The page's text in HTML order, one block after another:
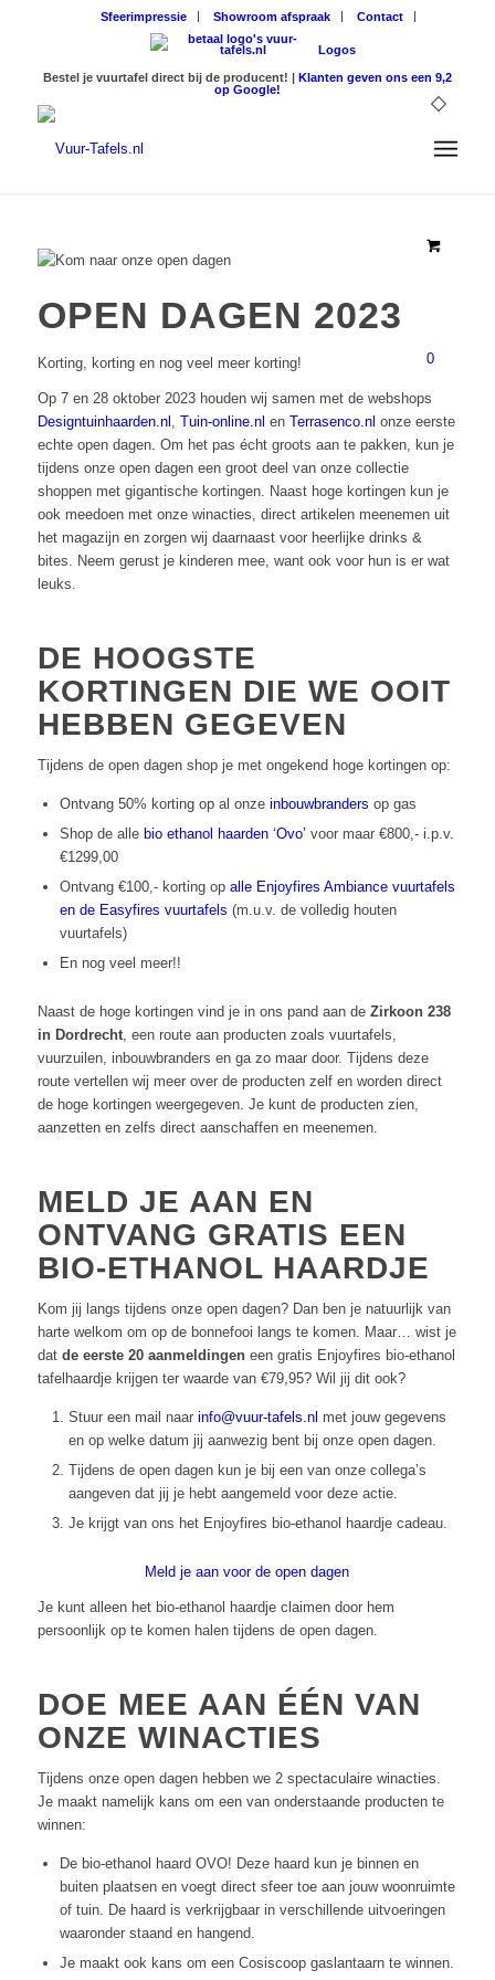
Sfeerimpressie Showroom afspraak Contact
Logos
Bestel je vuurtafel direct bij de producent! | Klanten geven ons een 9,2
op Google!
0
OPEN DAGEN 2023
Korting, korting en nog veel meer korting!
Op 7 en 28 oktober 2023 houden wij samen met de webshops
Designtuinhaarden.nl , Tuin-online.nl en Terrasenco.nl onze eerste
echte open dagen. Om het pas écht groots aan te pakken, kun je
tijdens onze open dagen een groot deel van onze collectie
shoppen met gigantische kortingen. Naast hoge kortingen kun je
ook meedoen met onze winacties, direct artikelen meenemen uit
het magazijn en zorgen wij daarnaast voor heerlijke drinks &
bites. Neem gerust je kinderen mee, want ook voor hun is er wat
leuks.
DE HOOGSTE
KORTINGEN DIE WE OOIT
HEBBEN GEGEVEN
Tijdens de open dagen shop je met ongekend hoge kortingen op:
Ontvang 50% korting op al onze inbouwbranders op gas
Shop de alle bio ethanol haarden ‘Ovo’ voor maar €800,- i.p.v.
€1299,00
Ontvang €100,- korting op alle Enjoyfires Ambiance vuurtafels
en de Easyfires vuurtafels (m.u.v. de volledig houten
vuurtafels)
En nog veel meer!!
Naast de hoge kortingen vind je in ons pand aan de Zirkoon 238
in Dordrecht, een route aan producten zoals vuurtafels,
vuurzuilen, inbouwbranders en ga zo maar door. Tijdens deze
route vertellen wij meer over de producten zelf en worden direct
de hoge kortingen weergegeven. Je kunt de producten zien,
aanzetten en zelfs direct aanschaffen en meenemen.
MELD JE AAN EN
ONTVANG GRATIS EEN
BIO-ETHANOL HAARDJE
Kom jij langs tijdens onze open dagen? Dan ben je natuurlijk van
harte welkom om op de bonnefooi langs te komen. Maar… wist je
dat de eerste 20 aanmeldingeneen gratis Enjoyfires bio-ethanol
tafelhaardje krijgen ter waarde van €79,95? Wil jij dit ook?
Stuur een mail naar info@vuur-tafels.nl met jouw gegevens
en op welke datum jij aanwezig bent bij onze open dagen.
Tijdens de open dagen kun je bij een van onze collega’s
aangeven dat jij je hebt aangemeld voor deze actie.
Je krijgt van ons het Enjoyfires bio-ethanol haardje cadeau.
Meld je aan voor de open dagen
Je kunt alleen het bio-ethanol haardje claimen door hem
persoonlijk op te komen halen tijdens de open dagen.
DOE MEE AAN ÉÉN VAN
ONZE WINACTIES
Tijdens onze open dagen hebben we 2 spectaculaire winacties.
Je maakt namelijk kans om een van onderstaande producten te
winnen:
De bio-ethanol haard OVO! Deze haard kun je binnen en
buiten plaatsen en voegt direct sfeer toe aan jouw woonruimte
of tuin. De haard is verkrijgbaar in verschillende uitvoeringen
waaronder staand en hangend.
Je maakt ook kans om een Cosiscoop gaslantaarn te winnen.